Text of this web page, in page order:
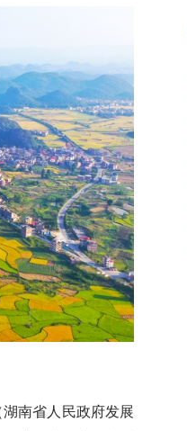
南省人民政府发展